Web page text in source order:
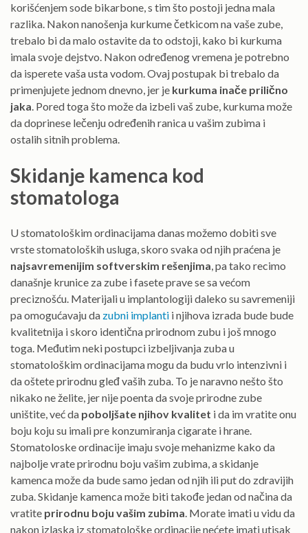
korišćenjem sode bikarbone, s tim što postoji jedna mala
razlika. Nakon nanošenja kurkume četkicom na vaše zube,
trebalo bi da malo ostavite da to odstoji, kako bi kurkuma
imala svoje dejstvo. Nakon određenog vremena je potrebno
da isperete vaša usta vodom. Ovaj postupak bi trebalo da
primenjujete jednom dnevno, jer je kurkuma inače prilično
jaka. Pored toga što može da izbeli vaš zube, kurkuma može
da doprinese lečenju određenih ranica u vašim zubima i
ostalih sitnih problema.
Skidanje kamenca kod
stomatologa
U stomatološkim ordinacijama danas možemo dobiti sve
vrste stomatoloških usluga, skoro svaka od njih praćena je
najsavremenijim softverskim rešenjima , pa tako recimo
današnje krunice za zube i fasete prave se sa većom
preciznošću. Materijali u implantologiji daleko su savremeniji
pa omogućavaju da zubni implanti i njihova izrada bude bude
kvalitetnija i skoro identična prirodnom zubu i još mnogo
toga. Međutim neki postupci izbeljivanja zuba u
stomatološkim ordinacijama mogu da budu vrlo intenzivni i
da oštete prirodnu gleđ vaših zuba. To je naravno nešto što
nikako ne želite, jer nije poenta da svoje prirodne zube
uništite, već da poboljšate njihov kvalitet i da im vratite onu
boju koju su imali pre konzumiranja cigarate i hrane.
Stomatoloske ordinacije imaju svoje mehanizme kako da
najbolje vrate prirodnu boju vašim zubima, a skidanje
kamenca može da bude samo jedan od njih ili put do zdravijih
zuba. Skidanje kamenca može biti takođe jedan od načina da
vratite prirodnu boju vašim zubima . Morate imati u vidu da
nakon izlaska iz stomatološke ordinacije nećete imati utisak